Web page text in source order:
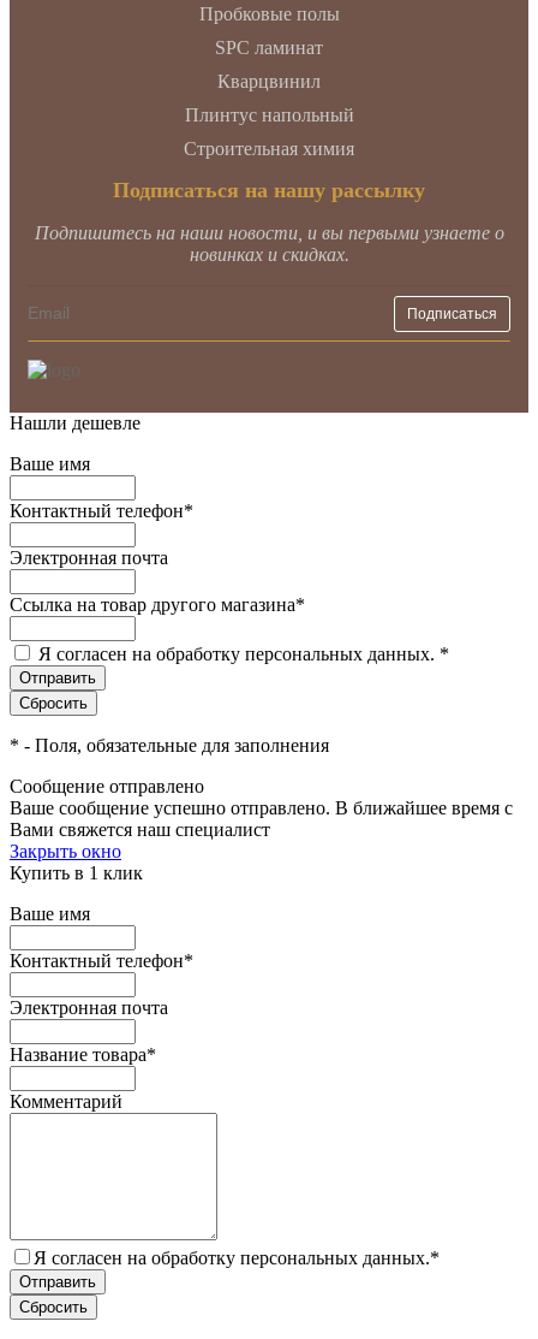
Пробковые полы
SPC ламинат
Кварцвинил
Плинтус напольный
Строительная химия
Подписаться на нашу рассылку
Подпишитесь на наши новости, и вы первыми узнаете о
новинках и скидках.
Нашли дешевле
Ваше имя
Контактный телефон*
Электронная почта
Ссылка на товар другого магазина*
Я согласен на обработку персональных данных. *
* - Поля, обязательные для заполнения
Сообщение отправлено
Ваше сообщение успешно отправлено. В ближайшее время с
Вами свяжется наш специалист
Закрыть окно
Купить в 1 клик
Ваше имя
Контактный телефон*
Электронная почта
Название товара*
Комментарий
Я согласен на обработку персональных данных.*